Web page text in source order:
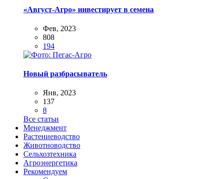
«Август-Агро» инвестирует в семена
Фев, 2023
808
194
Новый разбрасыватель
Янв, 2023
137
8
Все статьи
Менеджмент
Растениеводство
Животноводство
Сельхозтехника
Агроэнергетика
Рекомендуем